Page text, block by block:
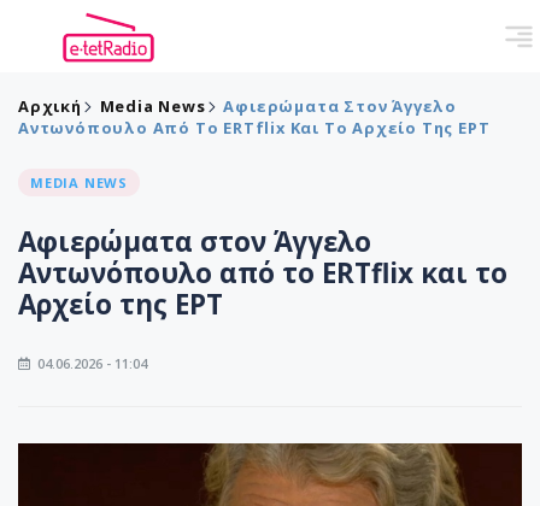
Αρχική Media News
Αφιερώματα Στον Άγγελο
Αντωνόπουλο Από Το ERTflix Και Το Αρχείο Της ΕΡΤ
MEDIA NEWS
Αφιερώματα στον Άγγελο
Αντωνόπουλο από το ERTflix και το
Αρχείο της ΕΡΤ
04.06.2026 - 11:04